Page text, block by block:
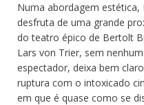
Numa abordagem
desfruta de uma grande
do teatro épico de Bertolt
Lars von Trier, sem
espectador, deixa bem
ruptura com o intoxicado
em que é quase como se